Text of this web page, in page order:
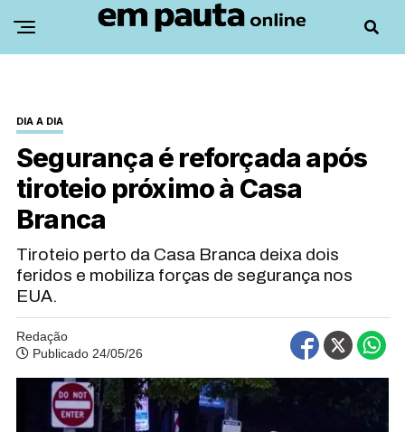
DIA A DIA
Segurança é reforçada após
tiroteio próximo à Casa
Branca
Tiroteio perto da Casa Branca deixa dois
feridos e mobiliza forças de segurança nos
EUA.
Redação
Publicado 24/05/26